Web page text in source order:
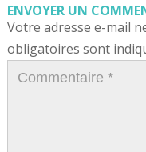
ENVOYER UN
Votre adresse e-mail
obligatoires sont